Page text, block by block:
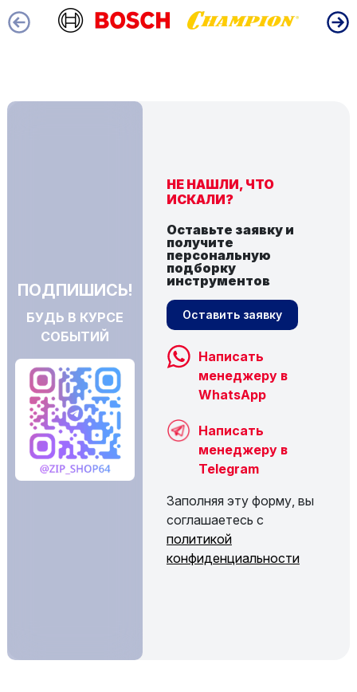
ПОДПИШИСЬ!
БУДЬ В КУРСЕ
СОБЫТИЙ
НЕ НАШЛИ, ЧТО
ИСКАЛИ?
Оставьте заявку и
получите
персональную
подборку
инструментов
Оставить заявку
Написать
менеджеру в
WhatsApp
Написать
менеджеру в
Telegram
Заполняя эту форму, вы
соглашаетесь с
политикой
конфиденциальности